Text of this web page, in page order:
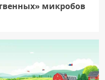
микробов